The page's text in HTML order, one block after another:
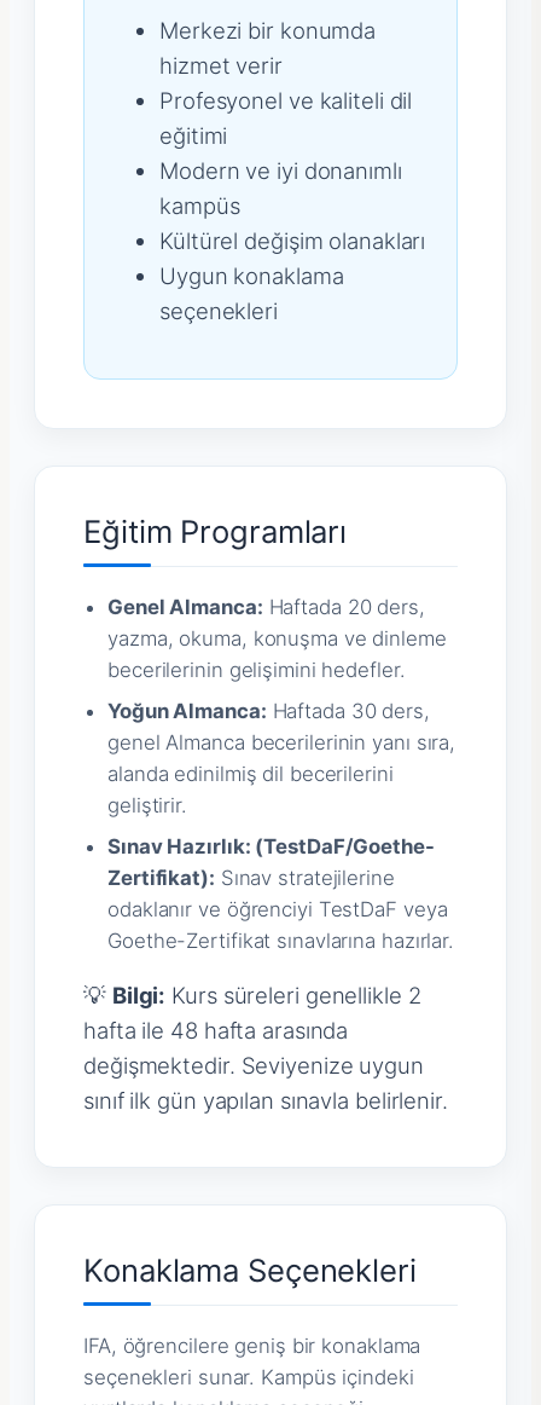
Merkezi bir konumda
hizmet verir
Profesyonel ve kaliteli dil
eğitimi
Modern ve iyi donanımlı
kampüs
Kültürel değişim olanakları
Uygun konaklama
seçenekleri
Eğitim Programları
Genel Almanca: Haftada 20 ders,
yazma, okuma, konuşma ve dinleme
becerilerinin gelişimini hedefler.
Yoğun Almanca: Haftada 30 ders,
genel Almanca becerilerinin yanı sıra,
alanda edinilmiş dil becerilerini
geliştirir.
Sınav Hazırlık: (TestDaF/Goethe-
Zertifikat): Sınav stratejilerine
odaklanır ve öğrenciyi TestDaF veya
Goethe-Zertifikat sınavlarına hazırlar.
💡 Bilgi: Kurs süreleri genellikle 2
hafta ile 48 hafta arasında
değişmektedir. Seviyenize uygun
sınıf ilk gün yapılan sınavla belirlenir.
Konaklama Seçenekleri
IFA, öğrencilere geniş bir konaklama
seçenekleri sunar. Kampüs içindeki